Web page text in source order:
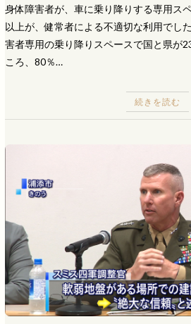
身体障害者が、車に乗り降りする専用ス
以上が、健常者による不適切な利用でし
害者専用の乗り降りスペースで国と県が
ころ、80％…
続きを読む